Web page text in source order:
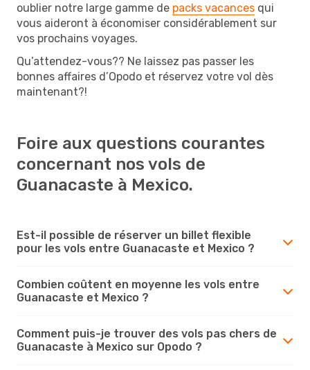
oublier notre large gamme de packs vacances qui
vous aideront à économiser considérablement sur
vos prochains voyages.
Qu’attendez-vous?? Ne laissez pas passer les
bonnes affaires d’Opodo et réservez votre vol dès
maintenant?!
Foire aux questions courantes
concernant nos vols de
Guanacaste à Mexico.
Est-il possible de réserver un billet flexible
pour les vols entre Guanacaste et Mexico ?
Combien coûtent en moyenne les vols entre
Guanacaste et Mexico ?
Comment puis-je trouver des vols pas chers de
Guanacaste à Mexico sur Opodo ?